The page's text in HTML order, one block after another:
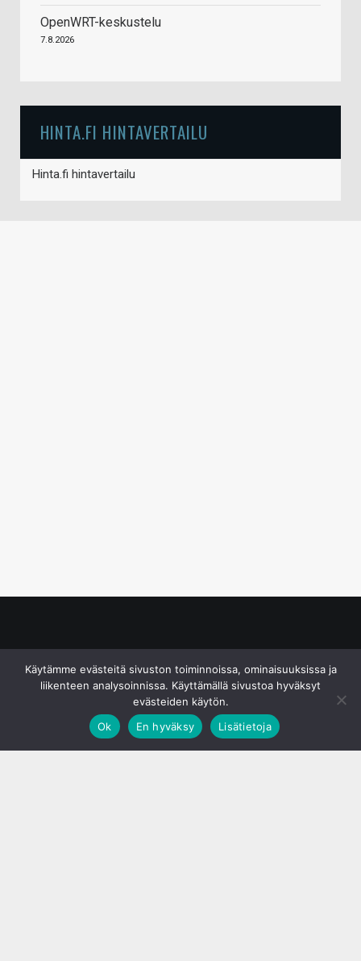
OpenWRT-keskustelu
7.8.2026
HINTA.FI HINTAVERTAILU
Hinta.fi hintavertailu
Käytämme evästeitä sivuston toiminnoissa, ominaisuuksissa ja
liikenteen analysoinnissa. Käyttämällä sivustoa hyväksyt
evästeiden käytön.
Ok
En hyväksy Lisätietoja